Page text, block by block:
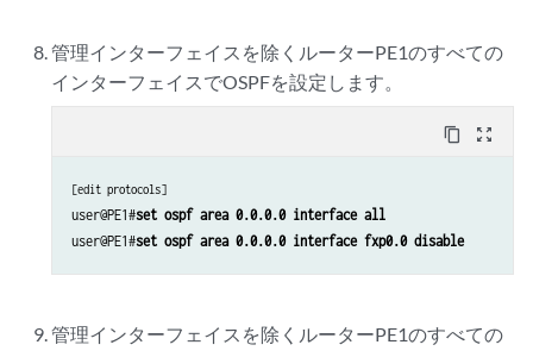
管理インターフェイスを除くルーターPE1のすべての
インターフェイスでOSPFを設定します。
content_copy zoom_out_map
[edit protocols]
user@PE1#set ospf area 0.0.0.0 interface all
user@PE1#set ospf area 0.0.0.0 interface fxp0.0 disable
管理インターフェイスを除くルーターPE1のすべての